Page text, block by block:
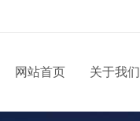
网站首页 关于我们